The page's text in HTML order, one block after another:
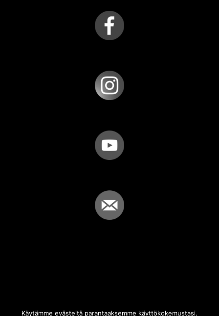
Käytämme evästeitä parantaaksemme käyttökokemustasi.